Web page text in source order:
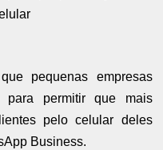
pequenas empresas
para permitir que mais
pelo celular deles
Business.